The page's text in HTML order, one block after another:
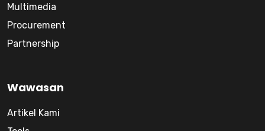
Multimedia
Procurement
Partnership
Wawasan
Artikel Kami